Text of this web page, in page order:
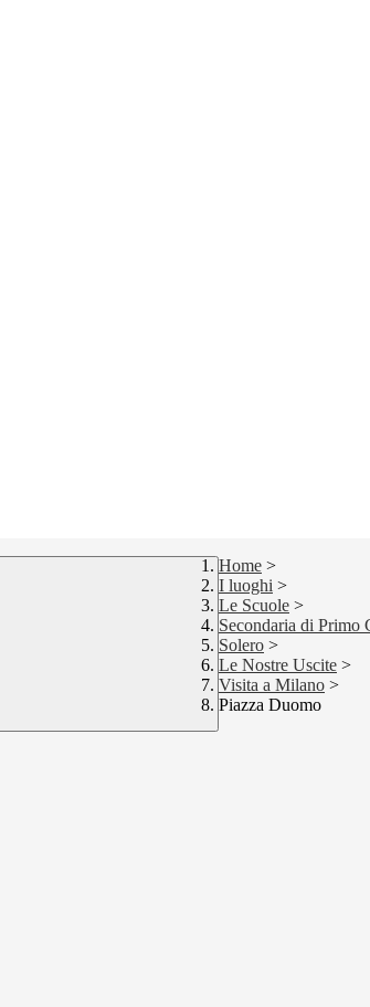
Home >
I luoghi >
Le Scuole >
Secondaria di Primo
Solero >
Le Nostre Uscite >
Visita a Milano >
Piazza Duomo